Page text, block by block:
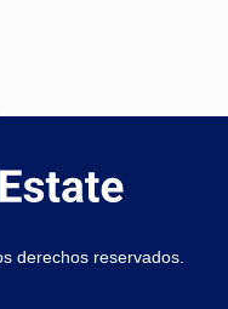
derechos reservados.